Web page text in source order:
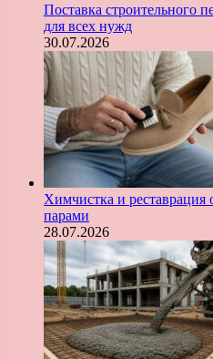
Поставка строительного
для всех нужд
30.07.2026
Химчистка и
парами
28.07.2026